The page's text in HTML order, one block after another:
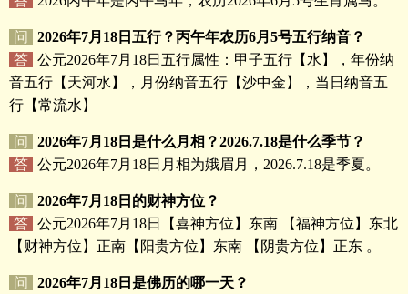
问
2026年7月18日五行？丙午年农历6月5号五行纳音？
答 公元2026年7月18日五行属性：甲子五行【水】，年份纳
音五行【天河水】，月份纳音五行【沙中金】，当日纳音五
行【常流水】
问
2026年7月18日是什么月相？2026.7.18是什么季节？
答 公元2026年7月18日月相为娥眉月，2026.7.18是季夏。
问
2026年7月18日的财神方位？
答 公元2026年7月18日【喜神方位】东南 【福神方位】东北
【财神方位】正南【阳贵方位】东南 【阴贵方位】正东 。
问
2026年7月18日是佛历的哪一天？